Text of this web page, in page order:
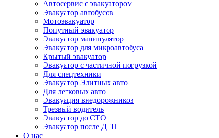
Автосервис с эвакуатором
Эвакуатор автобусов
Мотоэвакуатор
Попутный эвакуатор
Эвакуатор манипулятор
Эвакуатор для микроавтобуса
Крытый эвакуатор
Эвакуатор с частичной погрузкой
Для спецтехники
Эвакуатор Элитных авто
Для легковых авто
Эвакуация внедорожников
Трезвый водитель
Эвакуатор до СТО
Эвакуатор после ДТП
О нас